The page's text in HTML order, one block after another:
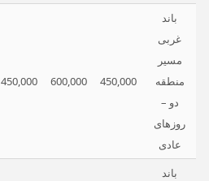
باند
غربی
مسیر
منطقه
دو –
روزهای
عادی
450,000
600,000
450,000
باند